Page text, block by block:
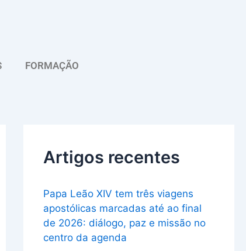
FORMAÇÃO
Artigos recentes
Papa Leão XIV tem três viagens
apostólicas marcadas até ao final
de 2026: diálogo, paz e missão no
centro da agenda
u